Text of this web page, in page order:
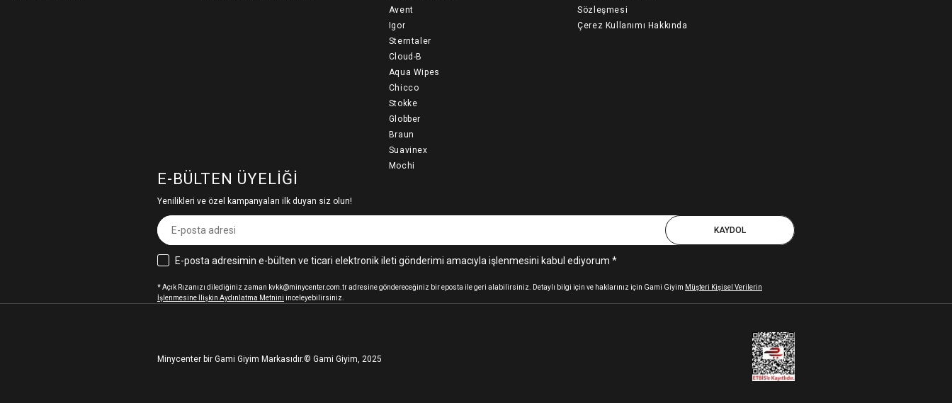
Avent
Igor
Sterntaler
Cloud-B
Aqua Wipes
Chicco
Stokke
Globber
Braun
Suavinex
Mochi
Sözleşmesi
Çerez Kullanımı Hakkında
E-BÜLTEN ÜYELIĞI
Yenilikleri ve özel kampanyaları ilk duyan siz olun!
KAYDOL
E-posta adresimin e-bülten ve ticari elektronik ileti gönderimi amacıyla işlenmesini kabul ediyorum *
* Açık Rızanızı dilediğiniz zaman kvkk@minycenter.com.tr adresine göndereceğiniz bir eposta ile geri alabilirsiniz. Detaylı bilgi için ve haklarınız için Gami Giyim Müşteri Kişisel Verilerin
İşlenmesine İlişkin Aydınlatma Metnini inceleyebilirsiniz.
Minycenter bir Gami Giyim Markasıdır. © Gami Giyim, 2025